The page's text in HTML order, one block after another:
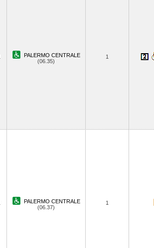
PALERMO CENTRALE
(06.35)
1
PALERMO CENTRALE
(06.37)
1